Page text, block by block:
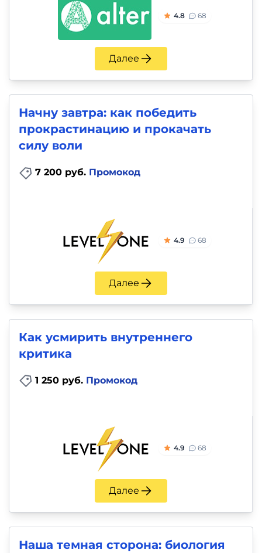
4.8 68
Далее
Начну завтра: как победить
прокрастинацию и прокачать
силу воли
7 200 руб. Промокод
4.9 68
Далее
Как усмирить внутреннего
критика
1 250 руб. Промокод
4.9 68
Далее
Наша темная сторона: биология